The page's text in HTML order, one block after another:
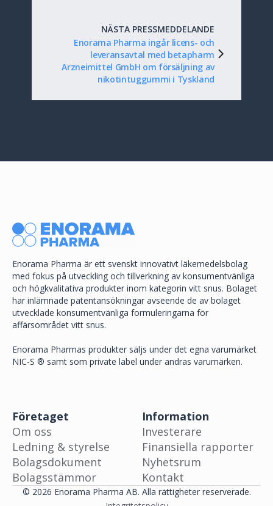
NÄSTA PRESSMEDDELANDE
Enorama Pharma ingår licens- och
leveransavtal med betapharm
Arzneimittel GmbH om försäljning av
nikotintuggummi i Tyskland
Enorama Pharma är ett svenskt innovativt läkemedelsbolag
med fokus på utveckling och tillverkning av konsumentvänliga
och högkvalitativa produkter inom kategorin vitt snus. Bolaget
har inlämnade patentansökningar avseende de av bolaget
utvecklade konsumentvänliga formuleringarna för
affärsområdet vitt snus.
Enorama Pharmas produkter säljs under det egna varumärket
NIC-S ® samt som private label under andras varumärken.
Företaget
Om oss
Ledning & styrelse
Bolagsdokument
Bolagsstämmor
Information
Investerare
Finansiella rapporter
Nyhetsrum
Kontakt
© 2026 Enorama Pharma AB. Alla rättigheter reserverade.